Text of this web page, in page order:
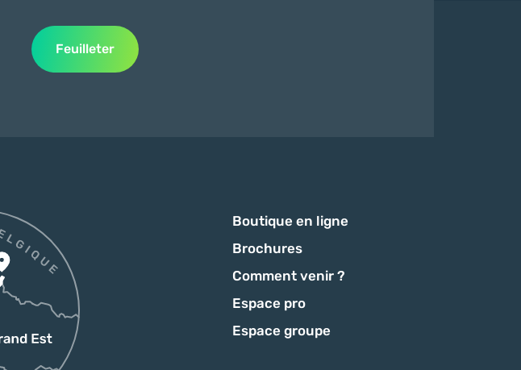
Feuilleter
Boutique en ligne
Brochures
Comment venir ?
Espace pro
Espace groupe